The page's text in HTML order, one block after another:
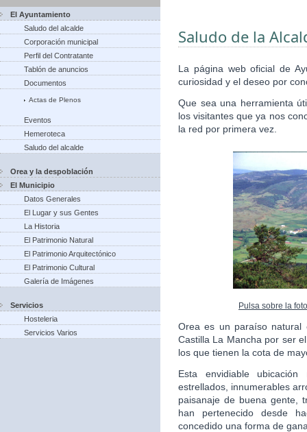
El Ayuntamiento
Saludo del alcalde
Corporación municipal
Perfil del Contratante
Tablón de anuncios
Documentos
Actas de Plenos
Eventos
Hemeroteca
Saludo del alcalde
Orea y la despoblación
El Municipio
Datos Generales
El Lugar y sus Gentes
La Historia
El Patrimonio Natural
El Patrimonio Arquitectónico
El Patrimonio Cultural
Galería de Imágenes
Servicios
Hosteleria
Servicios Varios
Saludo de la
La página web oficial de
curiosidad y el deseo por
Que sea una herramienta
los visitantes que ya nos
la red por primera vez.
Pulsa sobre la
Orea es un paraíso natural
Castilla La Mancha por ser
los que tienen la cota de
Esta envidiable
estrellados, innumerables
paisanaje de buena gente,
han pertenecido desde
concedido una forma de